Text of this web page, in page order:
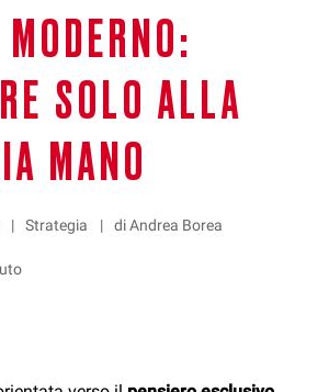
MODERNO:
SOLO ALLA
MANO
Strategia di Andrea Borea